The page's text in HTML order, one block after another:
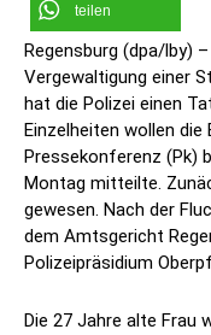
teilen
Regensburg (dpa/lby)
Vergewaltigung einer
hat die Polizei einen
Einzelheiten wollen
Pressekonferenz (Pk)
Montag mitteilte.
gewesen. Nach der
dem Amtsgericht
Polizeipräsidium
Die 27 Jahre alte Frau